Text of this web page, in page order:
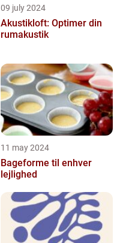
09 july 2024
Akustikloft: Optimer din
rumakustik
11 may 2024
Bageforme til enhver
lejlighed